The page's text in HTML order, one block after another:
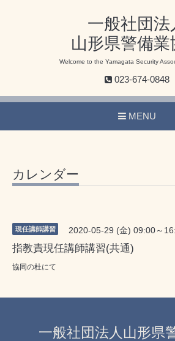
一般社団法
山形県警備業
Welcome to the Yamagata Security
023-674-0848
MENU
カレンダー
現任講師講習 2020-05-29 (金) 09:00～
指教責現任講師講習(共通)
協同の杜にて
一般社団法人山形県